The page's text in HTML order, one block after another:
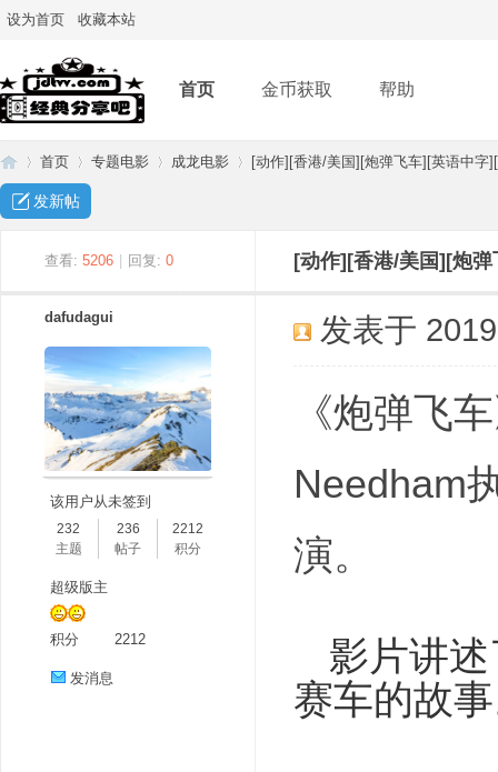
设为首页 收藏本站
首页 金币获取 帮助
首页
›
专题电影
›
成龙电影 [动作][香港/美国][炮弹飞车][英语中字
发新帖
查看: 5206 回复: 0 [动作][香港/美国][炮
dafudagui
该用户从未签到
232
主题
236
帖子
2212
积分
超级版主
积分 2212
发消息
发表于
《炮弹飞
Needham
演。
影片讲
赛车的故